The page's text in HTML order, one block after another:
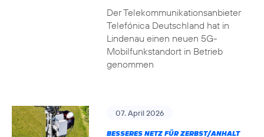
Der Telekommunikationsanbieter
Telefónica Deutschland hat in
Lindenau einen neuen 5G-
Mobilfunkstandort in Betrieb
genommen
07. April 2026
BESSERES NETZ FÜR ZERBST/ANHALT